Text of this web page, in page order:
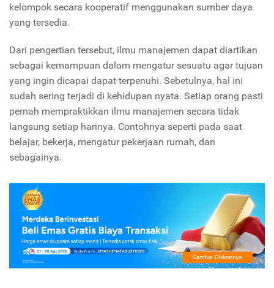
kelompok secara kooperatif menggunakan sumber daya
yang tersedia.
Dari pengertian tersebut, ilmu manajemen dapat diartikan
sebagai kemampuan dalam mengatur sesuatu agar tujuan
yang ingin dicapai dapat terpenuhi. Sebetulnya, hal ini
sudah sering terjadi di kehidupan nyata. Setiap orang pasti
pernah mempraktikkan ilmu manajemen secara tidak
langsung setiap harinya. Contohnya seperti pada saat
belajar, bekerja, mengatur pekerjaan rumah, dan
sebagainya.